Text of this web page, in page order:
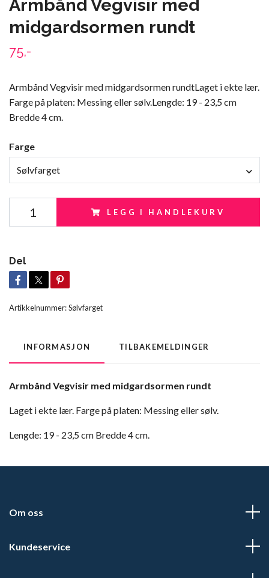
Armbånd Vegvisir med
midgardsormen rundt
75,-
Armbånd Vegvisir med midgardsormen rundtLaget i ekte lær.
Farge på platen: Messing eller sølv.Lengde: 19 - 23,5 cm
Bredde 4 cm.
Farge
Sølvfarget
LEGG I HANDLEKURV
Del
Artikkelnummer:Sølvfarget
INFORMASJON TILBAKEMELDINGER
Armbånd Vegvisir med midgardsormen rundt
Laget i ekte lær. Farge på platen: Messing eller sølv.
Lengde: 19 - 23,5 cm Bredde 4 cm.
Om oss
Kundeservice